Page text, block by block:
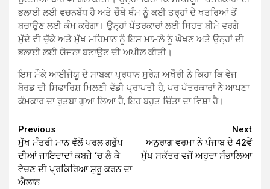
ਭਲਾਈ ਲਈ ਵਚਨਬੱਧ ਹੈ ਅਤੇ ਚੌਥੇ ਥੰਮ ਨੂੰ ਕਈ ਤਰ੍ਹਾਂ ਦੇ ਖਤਰਿਆਂ ਤੋਂ
ਬਚਾਉਣ ਲਈ ਕੰਮ ਕਰੇਗਾ। ਉਨ੍ਹਾਂ ਪੱਤਰਕਾਰਾਂ ਲਈ ਸਿਹਤ ਬੀਮੇ ਵਰਗੇ
ਮੁੱਦੇ ਵੀ ਚੁੱਕੇ ਅਤੇ ਮੁੱਖ ਮਹਿਮਾਨ ਨੂੰ ਇਸ ਮਾਮਲੇ ਨੂੰ ਘੋਖਣ ਅਤੇ ਉਨ੍ਹਾਂ ਦੀ
ਭਲਾਈ ਲਈ ਯੋਜਨਾ ਬਣਾਉਣ ਦੀ ਅਪੀਲ ਕੀਤੀ।
ਇਸ ਮੌਕੇ ਆਈਜੇਯੂ ਦੇ ਸਾਬਕਾ ਪ੍ਰਧਾਨ ਸੁਰੇਸ਼ ਅਖੌਰੀ ਨੇ ਕਿਹਾ ਕਿ ਵੇਜ
ਬੋਰਡ ਦੀ ਸਿਫਾਰਿਸ਼ ਮਿਲਣੀ ਵੱਡੀ ਪ੍ਰਾਪਤੀ ਹੈ, ਪਰ ਪੱਤਰਕਾਰਾਂ ਨੇ ਆਪਣਾ
ਕੰਮਕਾਰ ਦਾ ਰੁਤਬਾ ਗੁਆ ਲਿਆ ਹੈ, ਇਹ ਬਹੁਤ ਚਿੰਤਾ ਦਾ ਵਿਸ਼ਾ ਹੈ।
Continue
Reading
Previous
ਮੁੱਖ ਮੰਤਰੀ ਮਾਨ ਵੱਲੋਂ ਪਰਲ ਗਰੁੱਪ
ਦੀਆਂ ਜਾਇਦਾਦਾਂ ਕਬਜ਼ੇ ‘ਚ ਲੈ ਕੇ
ਵੇਚਣ ਦੀ ਪ੍ਰਕਿਰਿਆ ਸ਼ੁਰੂ ਕਰਨ ਦਾ
ਐਲਾਨ
Next
ਅਨੁਰਾਗ ਵਰਮਾ ਨੇ ਪੰਜਾਬ ਦੇ 42ਵੇਂ
ਮੁੱਖ ਸਕੱਤਰ ਵਜੋਂ ਅਹੁਦਾ ਸੰਭਾਲਿਆ